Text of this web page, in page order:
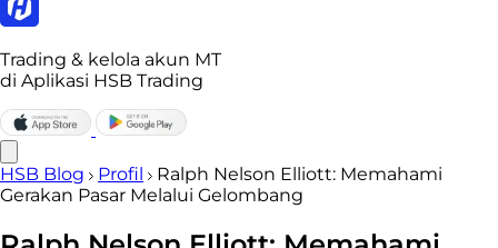
Trading & kelola akun MT
di Aplikasi HSB Trading
HSB Blog Profil
Ralph Nelson Elliott: Memahami
Gerakan Pasar Melalui Gelombang